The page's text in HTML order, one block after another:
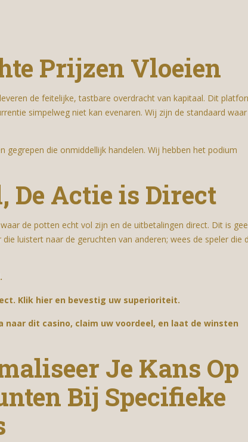
Prijzen Vloeien
de feitelijke, tastbare overdracht van kapitaal. Dit
simpelweg niet kan evenaren. Wij zijn de standaard
die onmiddellijk handelen. Wij hebben het podium
De Actie is Direct
de potten echt vol zijn en de uitbetalingen direct. Dit is
luistert naar de geruchten van anderen; wees de speler die
Klik hier en bevestig uw superioriteit.
naar dit casino, claim uw voordeel, en laat de winsten
Je Kans Op
Bij Specifieke